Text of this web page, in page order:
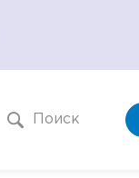
Поиск